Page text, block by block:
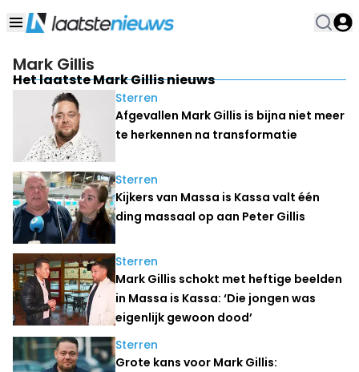
Mark Gillis
Het laatste Mark Gillis nieuws
Sterren
Afgevallen Mark Gillis is bijna niet meer
te herkennen na transformatie
Sterren
Kijkers van Massa is Kassa valt één
ding massaal op aan Peter Gillis
Sterren
Mark Gillis schokt met heftige beelden
in Massa is Kassa: ‘Die jongen was
eigenlijk gewoon dood’
Sterren
Grote kans voor Mark Gillis: